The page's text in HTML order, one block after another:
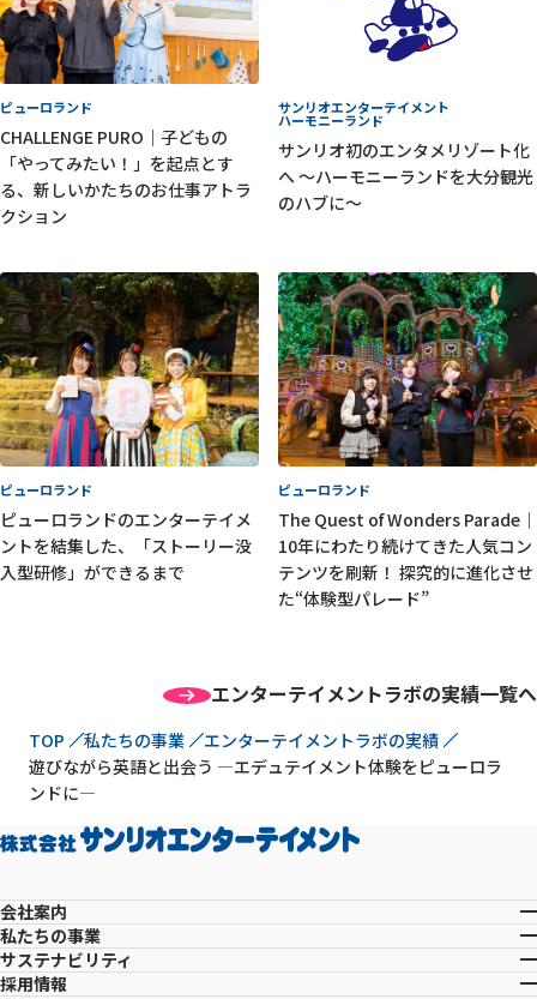
ピューロランド
CHALLENGE PURO｜子どもの
「やってみたい！」を起点とす
る、新しいかたちのお仕事アトラ
クション
サンリオエンターテイメント
ハーモニーランド
サンリオ初のエンタメリゾート化
へ ～ハーモニーランドを大分観光
のハブに～
ピューロランド
ピューロランドのエンターテイメ
ントを結集した、「ストーリー没
入型研修」ができるまで
ピューロランド
The Quest of Wonders Parade｜
10年にわたり続けてきた人気コン
テンツを刷新！ 探究的に進化させ
た“体験型パレード”
エンターテイメントラボの実績一覧へ
現在位置
TOP 私たちの事業
エンターテイメントラボの実績
遊びながら英語と出会う —エデュテイメント体験をピューロラ
ンドに—
会社案内
私たちの事業
サステナビリティ
採用情報